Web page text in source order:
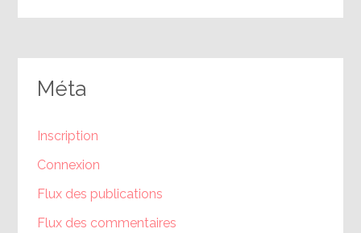
Méta
Inscription
Connexion
Flux des publications
Flux des commentaires